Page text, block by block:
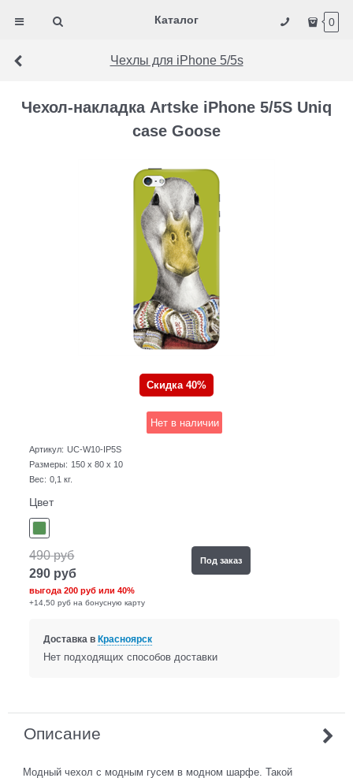
Каталог 0
Чехлы для iPhone 5/5s
Чехол-накладка Artske iPhone 5/5S Uniq
case Goose
Скидка 40%
Нет в наличии
Артикул: UC-W10-IP5S
Размеры: 150 x 80 x 10
Вес: 0,1 кг.
Цвет
490 руб
290 руб
выгода200 руб или40%
+14,50 руб на бонусную карту
Под заказ
Доставка в Красноярск
Нет подходящих способов доставки
Описание
Модный чехол с модным гусем в модном шарфе. Такой